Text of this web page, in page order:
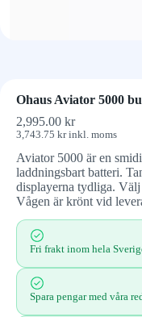
Ohaus Aviator 5000
2,995.00 kr
3,743.75 krinkl. moms
Aviator 5000 är en
laddningsbart batteri.
displayerna tydliga.
Vågen är krönt vid
Fri frakt inom hela
Spara pengar med våra